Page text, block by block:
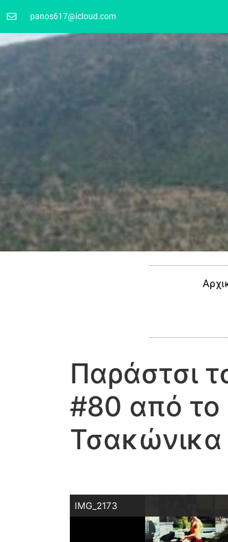
panos617@icloud.com
Παράστσι
#80 από το
IMG_2173